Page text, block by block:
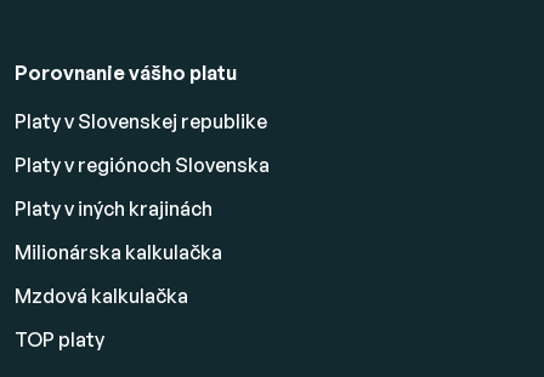
Porovnanie vášho platu
Platy v Slovenskej republike
Platy v regiónoch Slovenska
Platy v iných krajinách
Milionárska kalkulačka
Mzdová kalkulačka
TOP platy